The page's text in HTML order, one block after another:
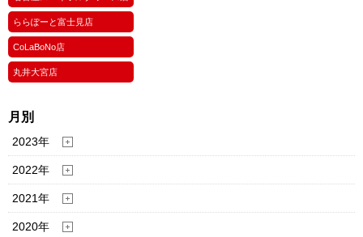
ららぽーと富士見店
CoLaBoNo店
丸井大宮店
月別
2023年
2022年
2021年
2020年